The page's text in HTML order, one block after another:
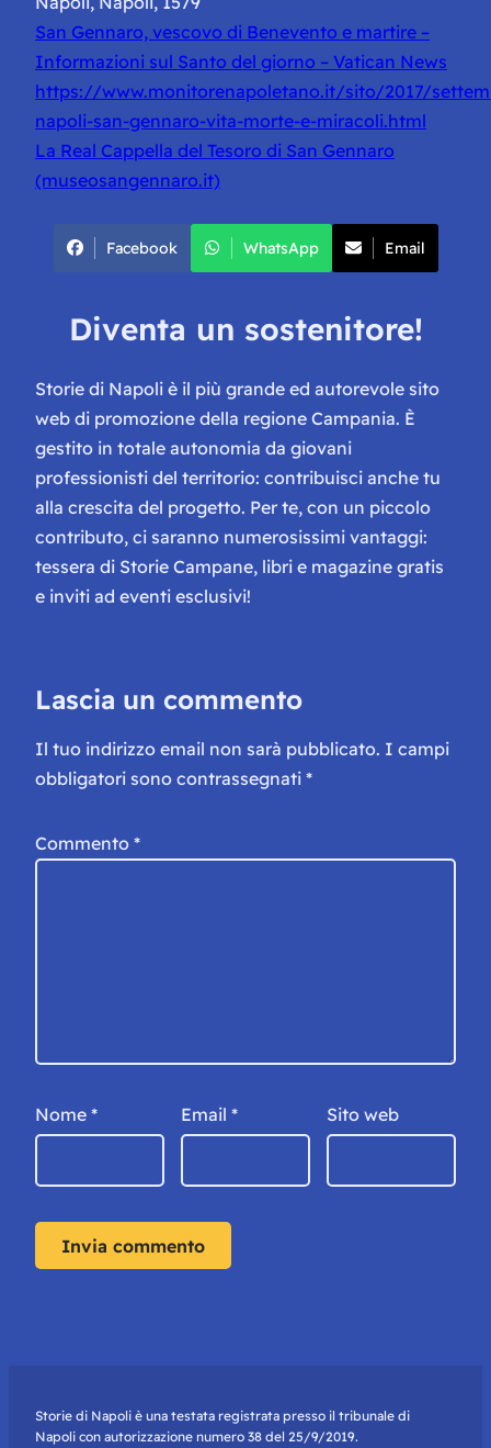
San Gennaro, vescovo di Benevento e martire –
Informazioni sul Santo del giorno – Vatican News
https://www.monitorenapoletano.it/sito/2017/
napoli-san-gennaro-vita-morte-e-miracoli.html
La Real Cappella del Tesoro di San Gennaro
(museosangennaro.it)
Facebook WhatsApp Email
Diventa un sostenitore!
Storie di Napoli è il più grande ed autorevole sito
web di promozione della regione Campania. È
gestito in totale autonomia da giovani
professionisti del territorio: contribuisci anche tu
alla crescita del progetto. Per te, con un piccolo
contributo, ci saranno numerosissimi vantaggi:
tessera di Storie Campane, libri e magazine gratis
e inviti ad eventi esclusivi!
Lascia un commento
Il tuo indirizzo email non sarà pubblicato. I campi
obbligatori sono contrassegnati *
Commento *
Nome * Email * Sito web
Storie di Napoli è una testata registrata presso il tribunale di
Napoli con autorizzazione numero 38 del 25/9/2019.